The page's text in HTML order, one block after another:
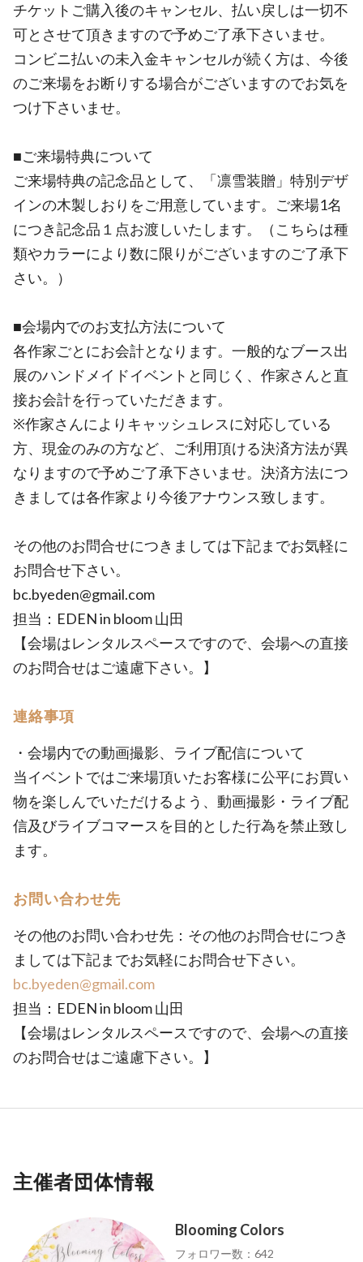
チケットご購入後のキャンセル、払い戻しは一切不
可とさせて頂きますので予めご了承下さいませ。
コンビニ払いの未入金キャンセルが続く方は、今後
のご来場をお断りする場合がございますのでお気を
つけ下さいませ。
■ご来場特典について
ご来場特典の記念品として、「凛雪装贈」特別デザ
インの木製しおりをご用意しています。ご来場1名
につき記念品１点お渡しいたします。（こちらは種
類やカラーにより数に限りがございますのご了承下
さい。）
■会場内でのお支払方法について
各作家ごとにお会計となります。一般的なブース出
展のハンドメイドイベントと同じく、作家さんと直
接お会計を行っていただきます。
※作家さんによりキャッシュレスに対応している
方、現金のみの方など、ご利用頂ける決済方法が異
なりますので予めご了承下さいませ。決済方法につ
きましては各作家より今後アナウンス致します。
その他のお問合せにつきましては下記までお気軽に
お問合せ下さい。
bc.byeden@gmail.com
担当：EDEN in bloom 山田
【会場はレンタルスペースですので、会場への直接
のお問合せはご遠慮下さい。】
連絡事項
・会場内での動画撮影、ライブ配信について
当イベントではご来場頂いたお客様に公平にお買い
物を楽しんでいただけるよう、動画撮影・ライブ配
信及びライブコマースを目的とした行為を禁止致し
ます。
お問い合わせ先
その他のお問い合わせ先：その他のお問合せにつき
ましては下記までお気軽にお問合せ下さい。
bc.byeden@gmail.com
担当：EDEN in bloom 山田
【会場はレンタルスペースですので、会場への直接
のお問合せはご遠慮下さい。】
主催者団体情報
Blooming Colors
フォロワー数：642